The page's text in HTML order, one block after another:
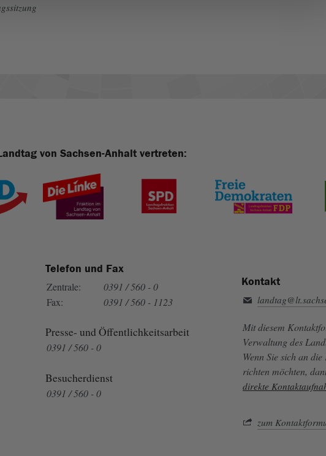
von Sachsen-Anhalt vertreten:
Telefon und Fax
Zentrale:
0391 / 560 - 0
Fax:
0391 / 560 - 1123
Presse- und Öffentlichkeitsarbeit
0391 / 560 - 0
Besucherdienst
0391 / 560 - 0
Kontakt
Mit diesem
Verwaltung des
Wenn Sie sich an
richten möchten,
direkte
zum